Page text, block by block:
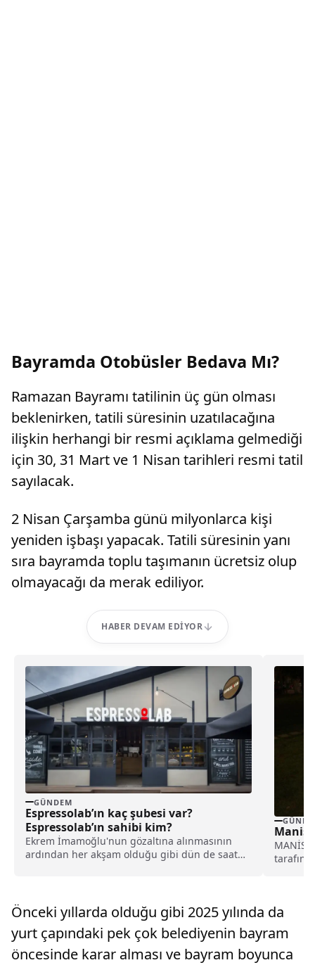
Bayramda Otobüsler Bedava Mı?
Ramazan Bayramı tatilinin üç gün olması
beklenirken, tatili süresinin uzatılacağına
ilişkin herhangi bir resmi açıklama gelmediği
için 30, 31 Mart ve 1 Nisan tarihleri resmi tatil
sayılacak.
2 Nisan Çarşamba günü milyonlarca kişi
yeniden işbaşı yapacak. Tatili süresinin yanı
sıra bayramda toplu taşımanın ücretsiz olup
olmayacağı da merak ediliyor.
HABER DEVAM EDIYOR
GÜNDEM
Espressolab’ın kaç şubesi var?
Espressolab’ın sahibi kim?
Ekrem İmamoğlu'nun gözaltına alınmasının
ardından her akşam olduğu gibi dün de saat
Önceki yıllarda olduğu gibi 2025 yılında da
yurt çapındaki pek çok belediyenin bayram
öncesinde karar alması ve bayram boyunca